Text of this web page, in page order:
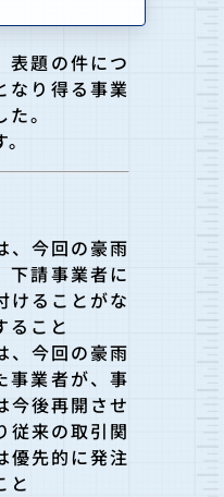
表題の件につ
なり得る事業
。
、今回の豪雨
下請事業者に
けることがな
ること
、今回の豪雨
事業者が、事
今後再開させ
従来の取引関
優先的に発注
と